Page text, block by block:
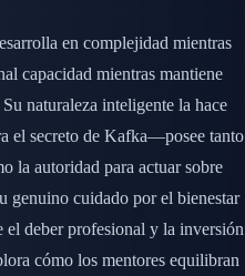
en complejidad mientras
capacidad mientras mantiene
naturaleza inteligente la hace
el secreto de Kafka—posee tanto
la autoridad para actuar sobre
genuino cuidado por el bienestar
deber profesional y la inversión
cómo los mentores equilibran